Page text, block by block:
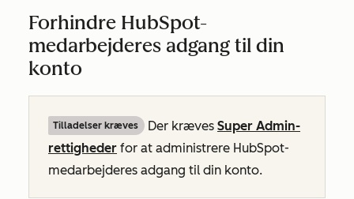
Forhindre HubSpot-
medarbejderes adgang til din
konto
Tilladelser kræves Der kræves Super Admin-
rettigheder for at administrere HubSpot-
medarbejderes adgang til din konto.